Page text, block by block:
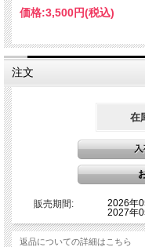
・受注販売商品のため、ご注文確
めご了承ください。
ございます。重複注文にはご注意く
【商品名】【受注商品】劇場版モノ
【内容量orサイズ】全長約18cm
【素材】ABS＋PVC製
【JANコード】4540632438551
価格:3,500円(税込)
注文
在
販売期間:
2026年
2027年
返品についての詳細はこちら